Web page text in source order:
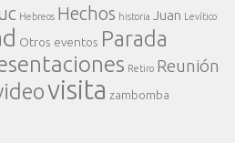
Hebreos Hechos historia Juan Levítico
Otros eventos Parada
Retiro Reunión
visita zambomba